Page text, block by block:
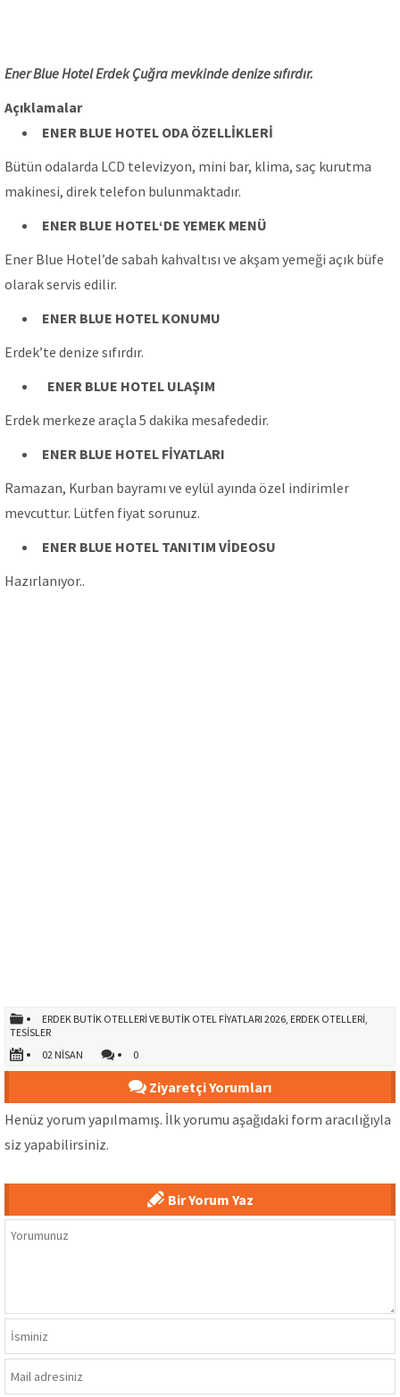
Ener Blue Hotel Erdek Çuğra mevkinde denize sıfırdır.
Açıklamalar
ENER BLUE HOTEL ODA ÖZELLİKLERİ
Bütün odalarda LCD televizyon, mini bar, klima, saç kurutma
makinesi, direk telefon bulunmaktadır.
ENER BLUE HOTEL‘DE YEMEK MENÜ
Ener Blue Hotel’de sabah kahvaltısı ve akşam yemeği açık büfe
olarak servis edilir.
ENER BLUE HOTEL KONUMU
Erdek’te denize sıfırdır.
ENER BLUE HOTEL ULAŞIM
Erdek merkeze araçla 5 dakika mesafededir.
ENER BLUE HOTEL FİYATLARI
Ramazan, Kurban bayramı ve eylül ayında özel indirimler
mevcuttur. Lütfen fiyat sorunuz.
ENER BLUE HOTEL TANITIM VİDEOSU
Hazırlanıyor..
ERDEK BUTIK OTELLERI VE BUTIK OTEL FIYATLARI 2026, ERDEK OTELLERI,
TESISLER
02 NISAN
0
Ziyaretçi Yorumları
Henüz yorum yapılmamış. İlk yorumu aşağıdaki form aracılığıyla
siz yapabilirsiniz.
Bir Yorum Yaz